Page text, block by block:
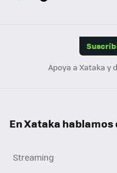
Apoya a Xataka y
En Xataka hablamos
Streaming